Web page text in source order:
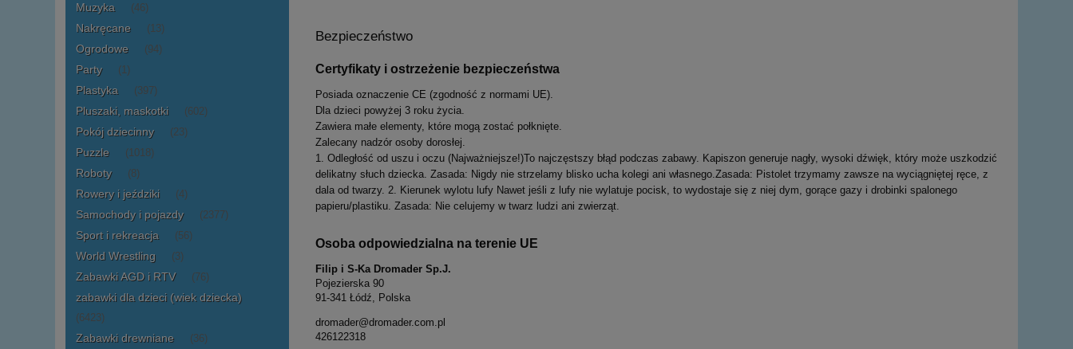
Muzyka (46)
Nakręcane (13)
Ogrodowe (94)
Party (1)
Plastyka (397)
Pluszaki, maskotki (602)
Pokój dziecinny (23)
Puzzle (1018)
Roboty (8)
Rowery i jeździki (4)
Samochody i pojazdy (2377)
Sport i rekreacja (56)
World Wrestling (3)
Zabawki AGD i RTV (76)
zabawki dla dzieci (wiek dziecka)
(6423)
Zabawki drewniane (36)
Bezpieczeństwo
Certyfikaty i ostrzeżenie bezpieczeństwa
Posiada oznaczenie CE (zgodność z normami UE).
Dla dzieci powyżej 3 roku życia.
Zawiera małe elementy, które mogą zostać połknięte.
Zalecany nadzór osoby dorosłej.
1. Odległość od uszu i oczu (Najważniejsze!)To najczęstszy błąd podczas zabawy. Kapiszon generuje nagły, wysoki dźwięk, który może uszkodzić
delikatny słuch dziecka. Zasada: Nigdy nie strzelamy blisko ucha kolegi ani własnego.Zasada: Pistolet trzymamy zawsze na wyciągniętej ręce, z
dala od twarzy. 2. Kierunek wylotu lufy Nawet jeśli z lufy nie wylatuje pocisk, to wydostaje się z niej dym, gorące gazy i drobinki spalonego
papieru/plastiku. Zasada: Nie celujemy w twarz ludzi ani zwierząt.
Osoba odpowiedzialna na terenie UE
Filip i S-Ka Dromader Sp.J.
Pojezierska 90
91-341 Łódź, Polska
dromader@dromader.com.pl
426122318